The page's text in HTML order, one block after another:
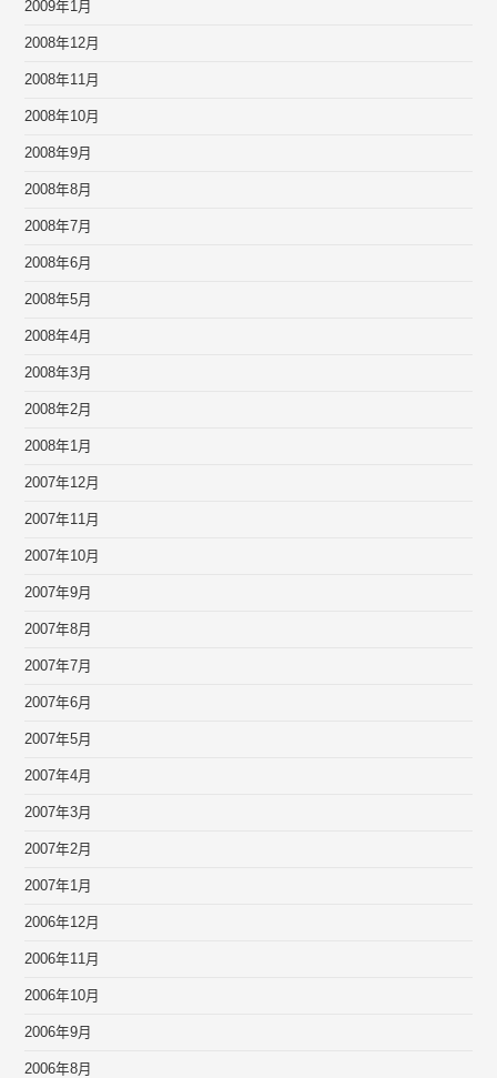
2009年1月
2008年12月
2008年11月
2008年10月
2008年9月
2008年8月
2008年7月
2008年6月
2008年5月
2008年4月
2008年3月
2008年2月
2008年1月
2007年12月
2007年11月
2007年10月
2007年9月
2007年8月
2007年7月
2007年6月
2007年5月
2007年4月
2007年3月
2007年2月
2007年1月
2006年12月
2006年11月
2006年10月
2006年9月
2006年8月